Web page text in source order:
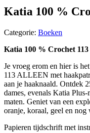
Katia 100 %
Categorie: Boeken
Katia 100 % Crochet 113
Je vroeg erom en hier is
113 ALLEEN met
aan je haaknaald. Ontdek
dames, evenals Katia
maten. Geniet van een
oranje, koraal, geel en nog
Papieren tijdschrift met